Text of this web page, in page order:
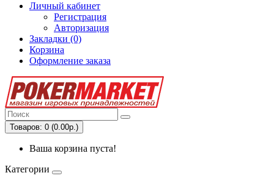
Личный кабинет
Регистрация
Авторизация
Закладки (0)
Корзина
Оформление заказа
Товаров: 0 (0.00р.)
Ваша корзина пуста!
Категории